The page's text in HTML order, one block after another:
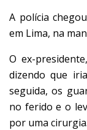
A polícia
em Lima, na
O ex-
dizendo que
seguida, os
no ferido e o
por uma cirurgia.